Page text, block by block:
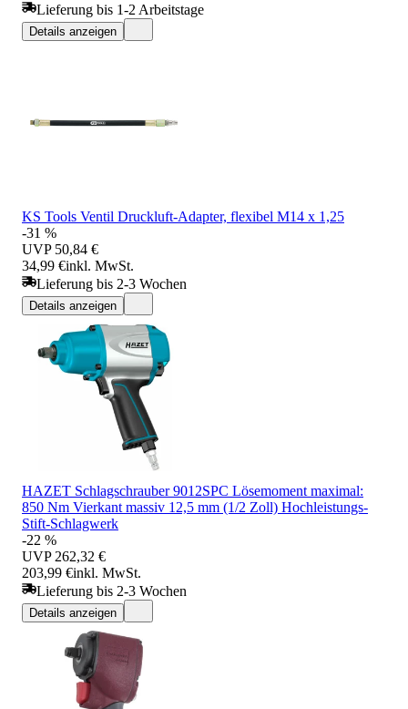
Lieferung bis 1-2 Arbeitstage
Details anzeigen
KS Tools Ventil Druckluft-Adapter, flexibel M14 x 1,25
-31 %
UVP 50,84 €
34,99 €inkl. MwSt.
Lieferung bis 2-3 Wochen
Details anzeigen
HAZET Schlagschrauber 9012SPC Lösemoment maximal:
850 Nm Vierkant massiv 12,5 mm (1/2 Zoll) Hochleistungs-
Stift-Schlagwerk
-22 %
UVP 262,32 €
203,99 €inkl. MwSt.
Lieferung bis 2-3 Wochen
Details anzeigen